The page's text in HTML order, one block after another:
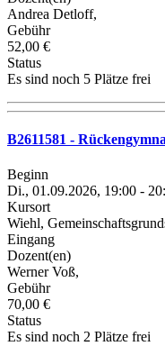
Andrea Detloff,
Gebühr
52,00 €
Status
Es sind noch 5 Plätze frei
B2611581 -
Beginn
Di., 01.09.2026, 19:00 -
Kursort
Wiehl,
Eingang
Dozent(en)
Werner Voß,
Gebühr
70,00 €
Status
Es sind noch 2 Plätze frei